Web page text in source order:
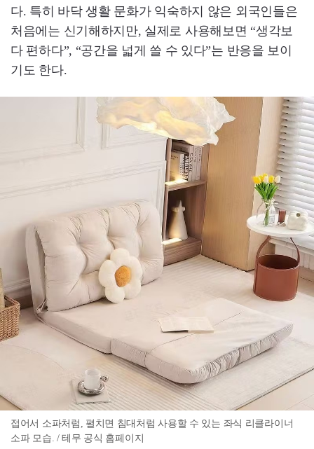
다. 특히 바닥 생활 문화가 익숙하지 않은 외국인들은
처음에는 신기해하지만, 실제로 사용해보면 “생각보
다 편하다”, “공간을 넓게 쓸 수 있다”는 반응을 보이
기도 한다.
접어서 소파처럼, 펼치면 침대처럼 사용할 수 있는 좌식 리클라이너
소파 모습. / 테무 공식 홈페이지